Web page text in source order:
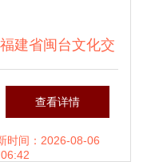
福建省闽台文化交
流中心党支部开
展“红心共筑闽台
查看详情
时间：2026-08-06